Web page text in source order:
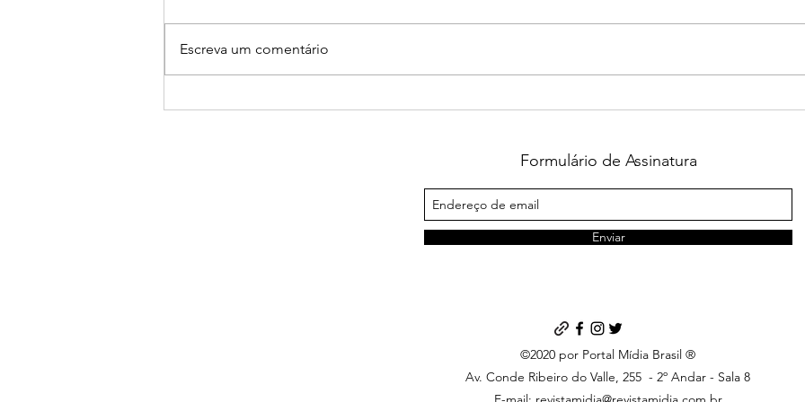
festival do interior do Brasil
Escreva um comentário
Formulário de Assinatura
Enviar
©2020 por Portal Mídia Brasil ®
Av. Conde Ribeiro do Valle, 255 - 2º Andar - Sala 8